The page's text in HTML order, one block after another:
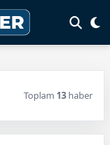
Toplam 13 haber